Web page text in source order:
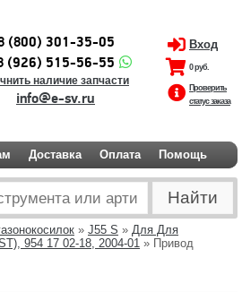
(800) 301-35-05
(926) 515-56-55
наличие запчасти
info@e-sv.ru
Вход
0 руб.
Проверить
статус заказа
Доставка Оплата Помощь
» J55 S » Для Для
954 17 02-18, 2004-01 » Привод